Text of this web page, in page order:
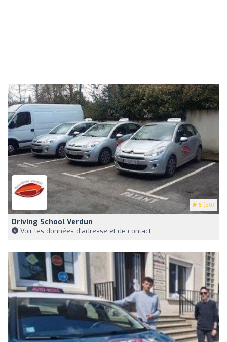
5 (50)
Driving School Verdun
Voir les données d'adresse et de contact